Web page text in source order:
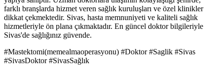
farklı branşlarda hizmet veren sağlık kuruluşları ve özel klinikler
dikkat çekmektedir. Sivas, hasta memnuniyeti ve kaliteli sağlık
hizmetleriyle ön plana çıkmaktadır. En güncel doktor bilgileriyle
Sivas'de sağlığınız güvende.
#Mastektomi(memealmaoperasyonu) #Doktor #Saglik #Sivas
#SivasDoktor #SivasSağlık